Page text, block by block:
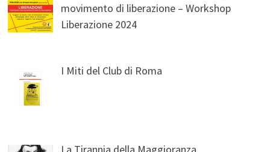
movimento di liberazione – Workshop
Liberazione 2024
I Miti del Club di Roma